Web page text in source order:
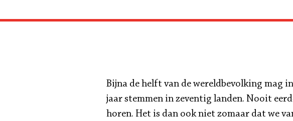
Bijna de helft van de wereldbevolking mag
jaar stemmen in zeventig landen. Nooit
horen. Het is dan ook niet zomaar dat we